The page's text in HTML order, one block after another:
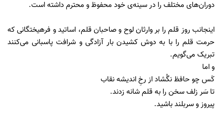
دوران‌های مختلف را در سینه‌ی خود محفوظ و محترم داشته است.
اینجانب روز قلم را بر وارثان لوح و صاحبان قلم، اساتید و فرهیختگانی که
حرمت قلم را با به دوش کشیدن بار آزادگی و شرافت پاسبانی می‌کنند
تبریک می‌گویم.
و اما
کَس چو حافظ نگُشاد از رخِ اندیشه نقاب
تا سَر زلف سخن را به قلم شانه زدند.
پیروز و سربلند باشید.